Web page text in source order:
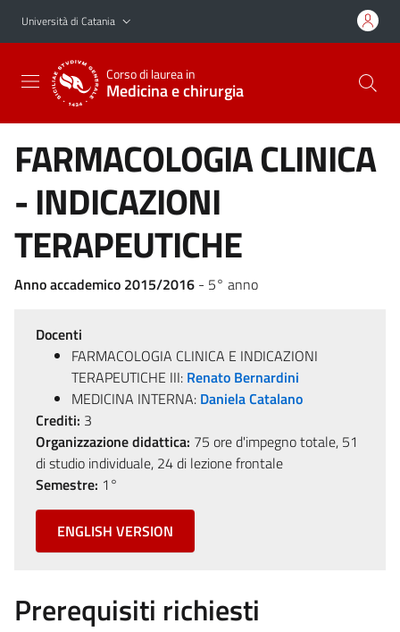
Vai al contenuto principale
Vai al menu di navigazione
Università di Catania
Corso di laurea in
Medicina e chirurgia
FARMACOLOGIA CLINICA
- INDICAZIONI
TERAPEUTICHE
Anno accademico 2015/2016 - 5° anno
Docenti
FARMACOLOGIA CLINICA E INDICAZIONI
TERAPEUTICHE III: Renato Bernardini
MEDICINA INTERNA: Daniela Catalano
Crediti: 3
Organizzazione didattica: 75 ore d'impegno totale, 51
di studio individuale, 24 di lezione frontale
Semestre: 1°
ENGLISH VERSION
Prerequisiti richiesti